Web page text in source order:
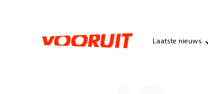
Laatste nieuws